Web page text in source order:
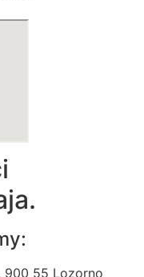
900 55 Lozorno